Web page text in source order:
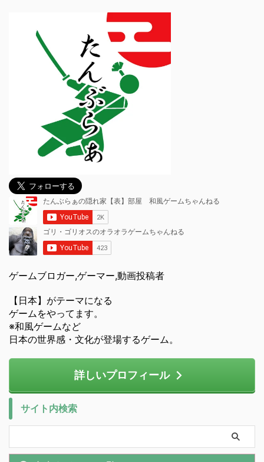
ゲームブロガー,ゲーマー,動画投稿者
【日本】がテーマになる
ゲームをやってます。
※和風ゲームなど
日本の世界感・文化が登場するゲーム。
詳しいプロフィール
サイト内検索